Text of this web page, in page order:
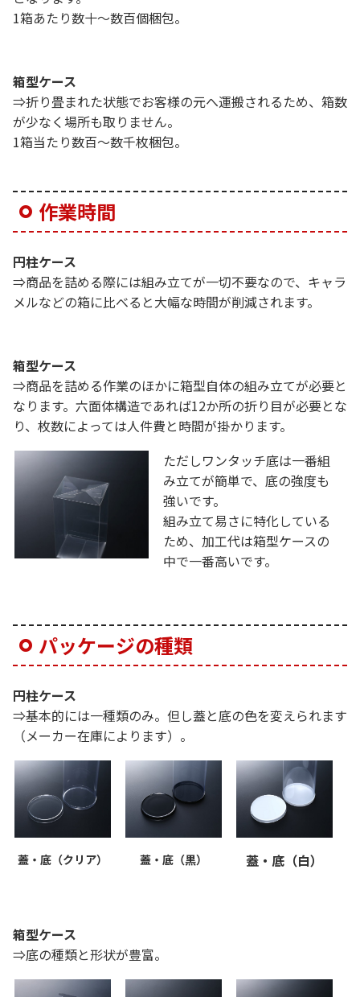
1箱あたり数十～数百個梱包。
箱型ケース
⇒折り畳まれた状態でお客様の元へ運搬されるため、箱数
が少なく場所も取りません。
1箱当たり数百～数千枚梱包。
作業時間
円柱ケース
⇒商品を詰める際には組み立てが一切不要なので、キャラ
メルなどの箱に比べると大幅な時間が削減されます。
箱型ケース
⇒商品を詰める作業のほかに箱型自体の組み立てが必要と
なります。六面体構造であれば12か所の折り目が必要とな
り、枚数によっては人件費と時間が掛かります。
ただしワンタッチ底は一番組
み立てが簡単で、底の強度も
強いです。
組み立て易さに特化している
ため、加工代は箱型ケースの
中で一番高いです。
パッケージの種類
円柱ケース
⇒基本的には一種類のみ。但し蓋と底の色を変えられます
（メーカー在庫によります）。
蓋・底（クリア） 蓋・底（黒） 蓋・底（白）
箱型ケース
⇒底の種類と形状が豊富。